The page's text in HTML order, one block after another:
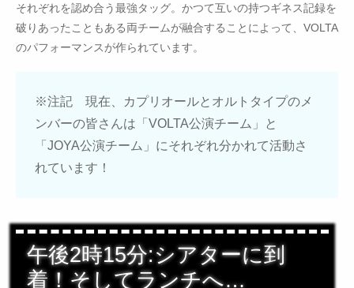
それぞれを認め合う最強タッグ。かつて互いの持つギネス記録を
破りあったこともある両チームが融合することによって、VOLTA
のパフォーマンスが作られています。
※注記 現在、カプリオールとオルトタイプのメ
ンバーの皆さんは「VOLTA公演チーム」と
「JOYA公演チーム」にそれぞれ分かれて活動さ
れています！
午後2時15分:シアターに到
着！そしてランチへ…